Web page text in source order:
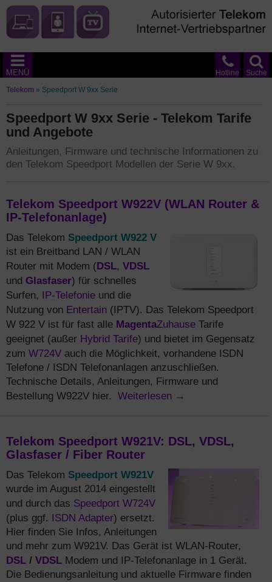
Suche
Hotline
MENÜ
Telekom » Speedport W 9xx Serie
Speedport W 9xx Serie - Telekom Tarife
und Angebote
Anleitungen, Firmware und technische Informationen zu
den Telekom Speedport Modellen der Serie W 9xx.
Telekom Speedport W922V (WLAN Router &
IP-Telefonanlage)
Das Telekom Speedport W922 V
ist ein Breitband LAN / WLAN
Router mit Modem (DSL, VDSL
und Glasfaser) für schnelles
Surfen, IP-Telefonie und die
Nutzung von Entertain (IPTV). Das Telekom Speedport
W 922 V ist für fast alle MagentaZuhause Tarife
geeignet (außer Hybrid Tarife) und bietet im Gegensatz
zum W724V auch die Möglichkeit, vorhandene ISDN
Telefone / ISDN Telefonanlagen anzuschließen.
Technische Details, Anleitungen, Firmware und
Bestellung W922V hier. Weiterlesen →
Telekom Speedport W921V: DSL, VDSL,
Glasfaser / Fiber Router
Das Telekom Speedport W921V
wurde im August 2014 eingestellt
und durch das Speedport W724V
(plus ggf. ISDN Adapter) ersetzt.
Hier finden Sie Infos, Anleitungen
und mehr zum W921V. Das Gerät ist WLAN-Router,
DSL / VDSL Modem und IP-Telefonanlage in 1 Gerät.
Die Bedienungsanleitung und aktuelle Firmware finden